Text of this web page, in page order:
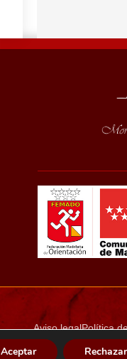
Aviso legalPolítica
Aceptar Rechazar